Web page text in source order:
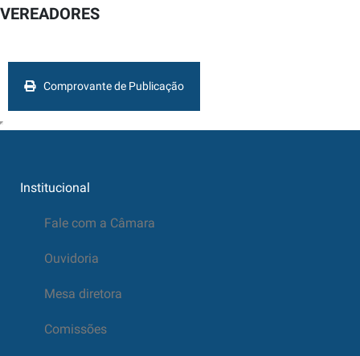
VEREADORES
Comprovante de Publicação
Institucional
Fale com a Câmara
Ouvidoria
Mesa diretora
Comissões